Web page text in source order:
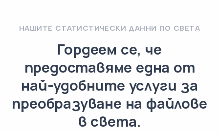
НАШИТЕ СТАТИСТИЧЕСКИ ДАННИ ПО СВЕТА
Гордеем се, че
предоставяме една от
най-удобните услуги за
преобразуване на файлове
в света.